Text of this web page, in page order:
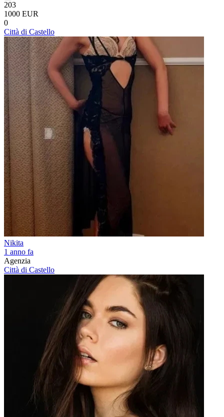
203
1000 EUR
0
Città di Castello
Nikita
1 anno fa
Agenzia
Città di Castello